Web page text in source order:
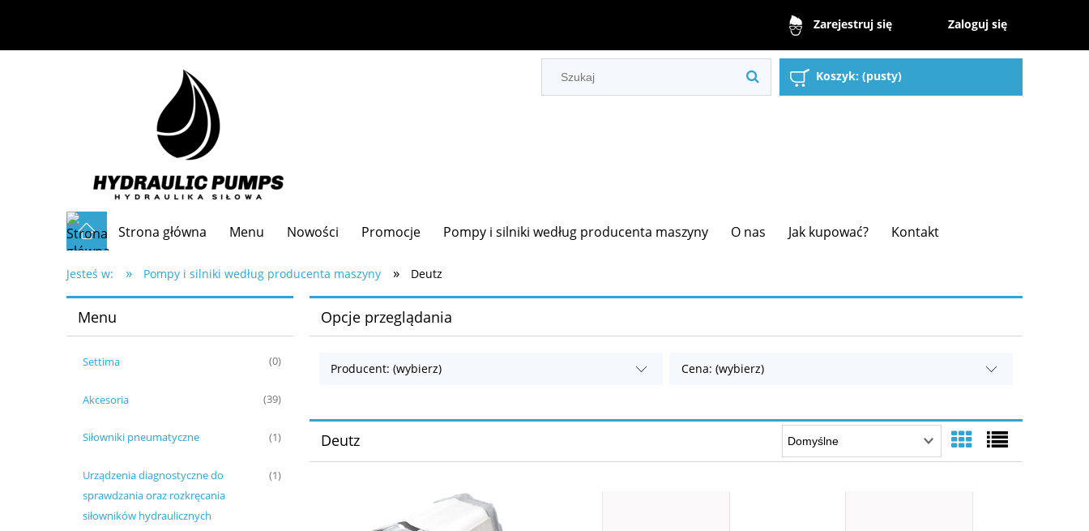
Zarejestruj się Zaloguj się
Koszyk: (pusty)
Strona główna Menu Nowości Promocje Pompy i silniki według producenta maszyny O nas Jak kupować? Kontakt
Częste pytania
Jesteś w: » Pompy i silniki według producenta maszyny » Deutz
Menu
Settima (0)
Akcesoria (39)
Siłowniki pneumatyczne (1)
Urządzenia diagnostyczne do
sprawdzania oraz rozkręcania
siłowników hydraulicznych
(1)
Opcje przeglądania
Producent: (wybierz) Cena: (wybierz)
Deutz